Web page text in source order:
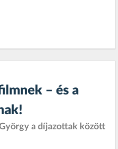
– és a
a díjazottak között